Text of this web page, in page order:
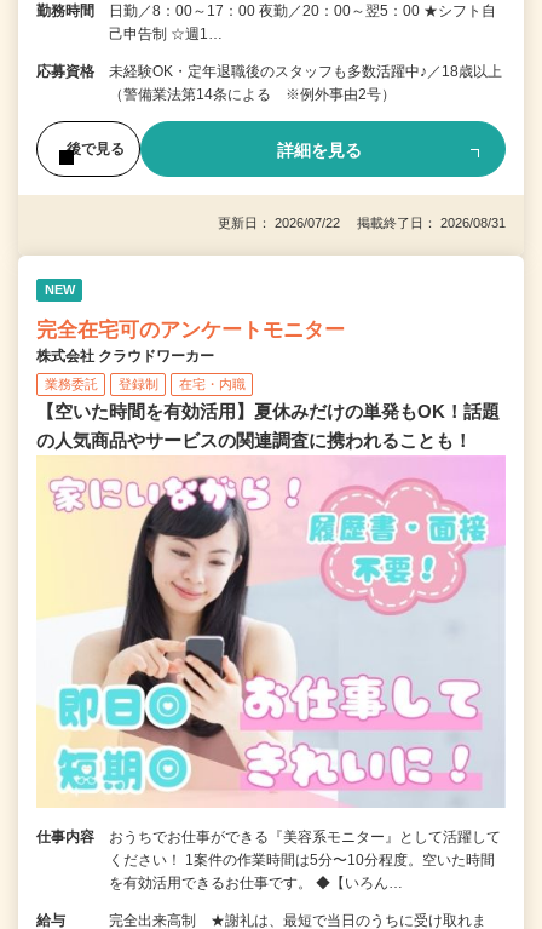
勤務時間
日勤／8：00～17：00 夜勤／20：00～翌5：00 ★シフト自
己申告制 ☆週1…
応募資格
未経験OK・定年退職後のスタッフも多数活躍中♪／18歳以上
（警備業法第14条による ※例外事由2号）
後で見る 詳細を見る
更新日： 2026/07/22 掲載終了日： 2026/08/31
NEW
完全在宅可のアンケートモニター
株式会社 クラウドワーカー
業務委託 登録制 在宅・内職
【空いた時間を有効活用】夏休みだけの単発もOK！話題
の人気商品やサービスの関連調査に携われることも！
仕事内容
おうちでお仕事ができる『美容系モニター』として活躍して
ください！ 1案件の作業時間は5分〜10分程度。空いた時間
を有効活用できるお仕事です。 ◆【いろん…
給与
完全出来高制 ★謝礼は、最短で当日のうちに受け取れま